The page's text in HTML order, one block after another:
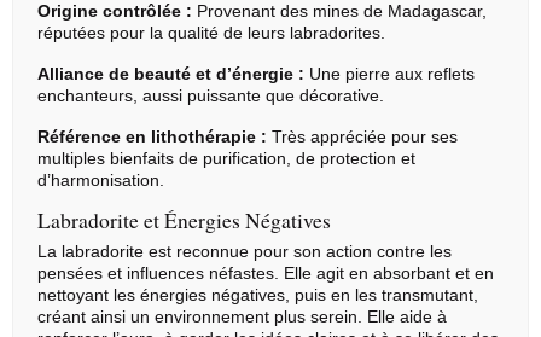
Origine contrôlée : Provenant des mines de Madagascar,
réputées pour la qualité de leurs labradorites.
Alliance de beauté et d’énergie : Une pierre aux reflets
enchanteurs, aussi puissante que décorative.
Référence en lithothérapie : Très appréciée pour ses
multiples bienfaits de purification, de protection et
d’harmonisation.
Labradorite et Énergies Négatives
La labradorite est reconnue pour son action contre les
pensées et influences néfastes. Elle agit en absorbant et en
nettoyant les énergies négatives, puis en les transmutant,
créant ainsi un environnement plus serein. Elle aide à